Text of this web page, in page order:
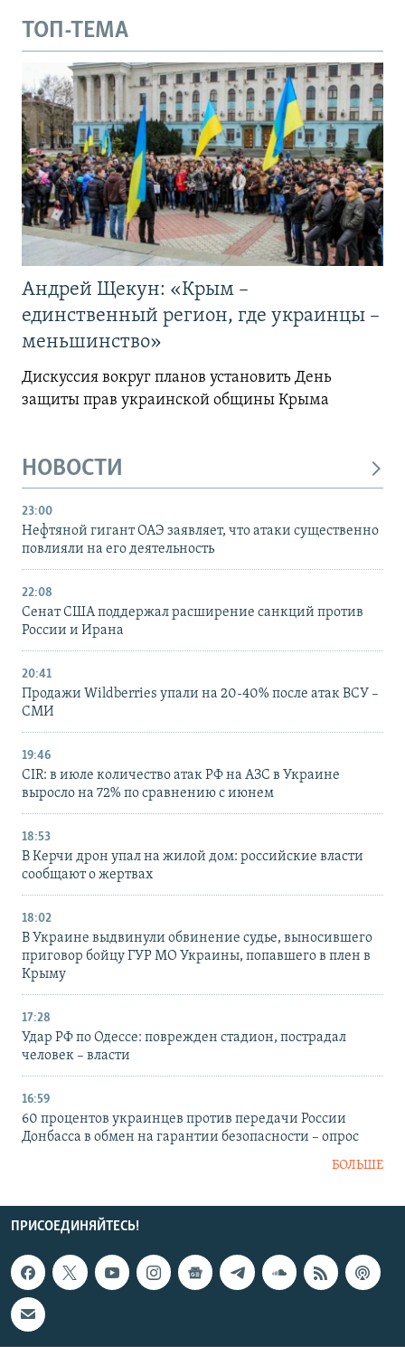
ТОП-ТЕМА
Андрей Щекун: «Крым –
единственный регион, где украинцы –
меньшинство»
Дискуссия вокруг планов установить День
защиты прав украинской общины Крыма
НОВОСТИ
23:00
Нефтяной гигант ОАЭ заявляет, что атаки существенно
повлияли на его деятельность
22:08
Сенат США поддержал расширение санкций против
России и Ирана
20:41
Продажи Wildberries упали на 20-40% после атак ВСУ –
СМИ
19:46
CIR: в июле количество атак РФ на АЗС в Украине
выросло на 72% по сравнению с июнем
18:53
В Керчи дрон упал на жилой дом: российские власти
сообщают о жертвах
18:02
В Украине выдвинули обвинение судье, выносившего
приговор бойцу ГУР МО Украины, попавшего в плен в
Крыму
17:28
Удар РФ по Одессе: поврежден стадион, пострадал
человек – власти
16:59
60 процентов украинцев против передачи России
Донбасса в обмен на гарантии безопасности – опрос
БОЛЬШЕ
ПРИСОЕДИНЯЙТЕСЬ!